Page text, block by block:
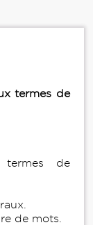
termes de
termes de
de mots.